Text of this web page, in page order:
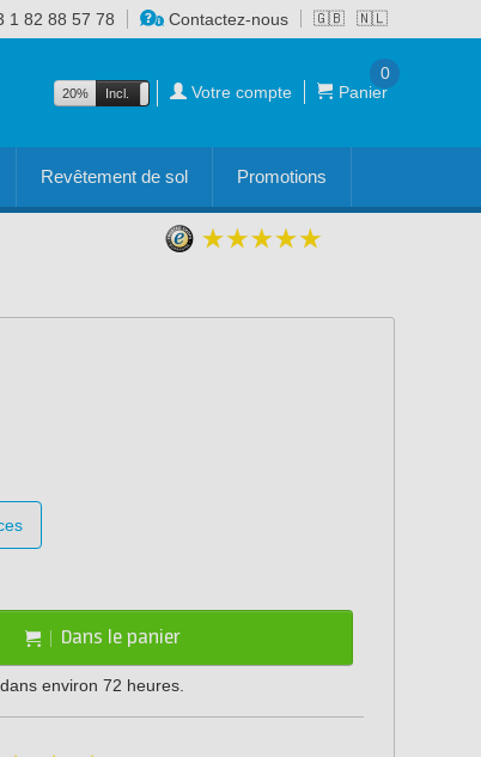
🇬🇧 🇳🇱
1 82 88 57 78 Contactez-nous
20% Incl. Excl. Votre compte Panier
0
Revêtement de sol Promotions
Dans le panier
environ 72 heures.